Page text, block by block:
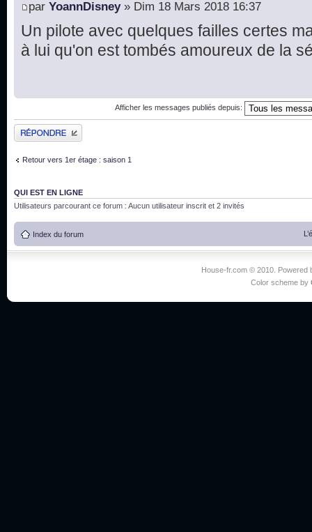
par YoannDisney» Dim 18 Mars 2018 16:37
Un pilote avec quelques failles certes
à lui qu'on est tombés amoureux de la
Afficher les messages publiés depuis:
Publier une réponse
Retour vers 1er étage : saison 1
QUI EST EN LIGNE
Utilisateurs parcourant ce forum : Aucun utilisateur inscrit et 2 invités
Index du forum
House-fr.com © 2010. Powered
Color scheme by